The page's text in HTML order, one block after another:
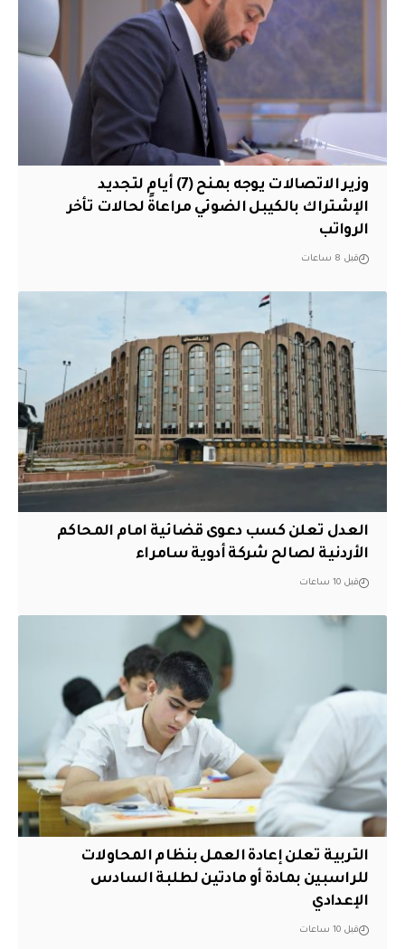
وزير الاتصالات يوجه بمنح (7) أيام لتجديد
الإشتراك بالكيبل الضوئي مراعاةً لحالات تأخر
الرواتب
قبل 8 ساعات
العدل تعلن كسب دعوى قضائية امام المحاكم
الأردنية لصالح شركة أدوية سامراء
قبل 10 ساعات
التربية تعلن إعادة العمل بنظام المحاولات
للراسبين بمادة أو مادتين لطلبة السادس
الإعدادي
قبل 10 ساعات